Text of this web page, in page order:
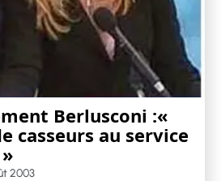
Berlusconi :«
casseurs au service
2003